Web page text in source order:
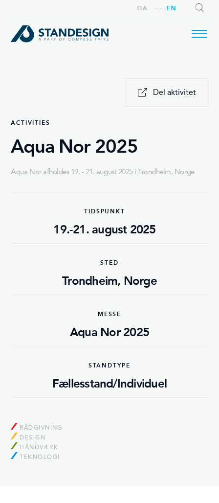
DA EN
ACTIVITIES
Aqua Nor 2025
Aqua Nor afholdes 19. - 21. august 2025 i Trondheim, Norge
Del aktivitet
TIDSPUNKT
19.-21. august 2025
STED
Trondheim, Norge
MESSE
Aqua Nor 2025
STANDTYPE
Fællesstand/Individuel
RÅDGIVNING
DESIGN
HÅNDVÆRK
TEKNOLOGI